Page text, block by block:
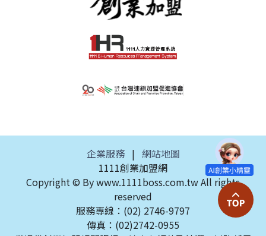
企業服務 | 網站地圖
1111創業加盟網
Copyright © By www.1111boss.com.tw All rights
reserved
服務專線：(02) 2746-9797
傳真：(02)2742-0955